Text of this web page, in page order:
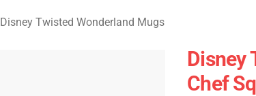
Disney Twisted Wonderland Mugs
Disney
Chef